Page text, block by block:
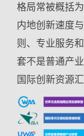
格局常被概括
内地创新速度
则、专业服务
套不是普通产
国际创新资源